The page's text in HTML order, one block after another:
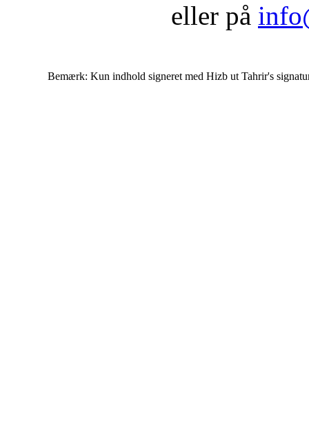
eller på
Bemærk: Kun indhold signeret med Hizb ut Tahrir's